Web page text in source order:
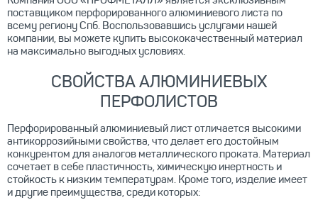
поставщиком перфорированного алюминиевого листа по
всему региону Спб. Воспользовавшись услугами нашей
компании, вы можете купить высококачественный материал
на максимально выгодных условиях.
СВОЙСТВА АЛЮМИНИЕВЫХ
ПЕРФОЛИСТОВ
Перфорированный алюминиевый лист отличается высокими
антикоррозийными свойства, что делает его достойным
конкурентом для аналогов металлического проката. Материал
сочетает в себе пластичность, химическую инертность и
стойкость к низким температурам. Кроме того, изделие имеет
и другие преимущества, среди которых: